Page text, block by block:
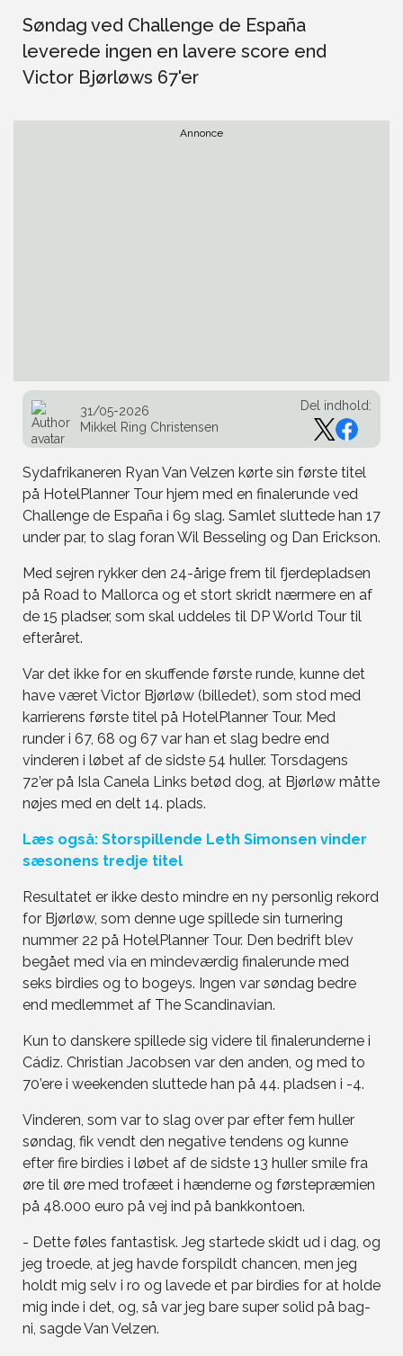
Søndag ved Challenge de España
leverede ingen en lavere score end
Victor Bjørløws 67'er
Annonce
31/05-2026
Mikkel Ring Christensen
Del indhold:
Sydafrikaneren Ryan Van Velzen kørte sin første titel
på HotelPlanner Tour hjem med en finalerunde ved
Challenge de España i 69 slag. Samlet sluttede han 17
under par, to slag foran Wil Besseling og Dan Erickson.
Med sejren rykker den 24-årige frem til fjerdepladsen
på Road to Mallorca og et stort skridt nærmere en af
de 15 pladser, som skal uddeles til DP World Tour til
efteråret.
Var det ikke for en skuffende første runde, kunne det
have været Victor Bjørløw (billedet), som stod med
karrierens første titel på HotelPlanner Tour. Med
runder i 67, 68 og 67 var han et slag bedre end
vinderen i løbet af de sidste 54 huller. Torsdagens
72’er på Isla Canela Links betød dog, at Bjørløw måtte
nøjes med en delt 14. plads.
Læs også: Storspillende Leth Simonsen vinder
sæsonens tredje titel
Resultatet er ikke desto mindre en ny personlig rekord
for Bjørløw, som denne uge spillede sin turnering
nummer 22 på HotelPlanner Tour. Den bedrift blev
begået med via en mindeværdig finalerunde med
seks birdies og to bogeys. Ingen var søndag bedre
end medlemmet af The Scandinavian.
Kun to danskere spillede sig videre til finalerunderne i
Cádiz. Christian Jacobsen var den anden, og med to
70’ere i weekenden sluttede han på 44. pladsen i -4.
Vinderen, som var to slag over par efter fem huller
søndag, fik vendt den negative tendens og kunne
efter fire birdies i løbet af de sidste 13 huller smile fra
øre til øre med trofæet i hænderne og førstepræmien
på 48.000 euro på vej ind på bankkontoen.
- Dette føles fantastisk. Jeg startede skidt ud i dag, og
jeg troede, at jeg havde forspildt chancen, men jeg
holdt mig selv i ro og lavede et par birdies for at holde
mig inde i det, og, så var jeg bare super solid på bag-
ni, sagde Van Velzen.